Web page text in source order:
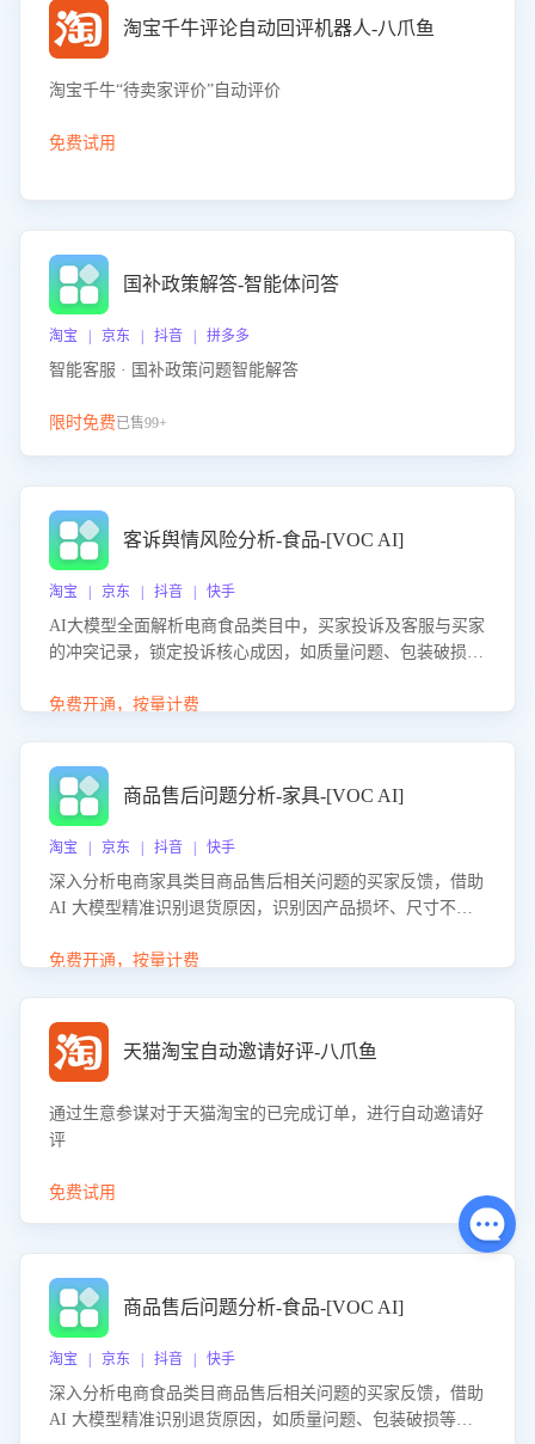
淘宝千牛评论自动回评机器人-八爪鱼
淘宝千牛“待卖家评价”自动评价
免费试用
国补政策解答-智能体问答
淘宝 | 京东 | 抖音 | 拼多多
智能客服 · 国补政策问题智能解答
限时免费已售99+
客诉舆情风险分析-食品-[VOC AI]
淘宝 | 京东 | 抖音 | 快手
AI大模型全面解析电商食品类目中，买家投诉及客服与买家
的冲突记录，锁定投诉核心成因，如质量问题、包装破损
置差评防控，提升客户满意度。
免费开通，按量计费
商品售后问题分析-家具-[VOC AI]
淘宝 | 京东 | 抖音 | 快手
深入分析电商家具类目商品售后相关问题的买家反馈，借助
AI 大模型精准识别退货原因，识别因产品损坏、尺寸不符
力商家优化产品或服务，实现销售额的显著提升。
免费开通，按量计费
天猫淘宝自动邀请好评-八爪鱼
通过生意参谋对于天猫淘宝的已完成订单，进行自动邀请好
评
免费试用
商品售后问题分析-食品-[VOC AI]
淘宝 | 京东 | 抖音 | 快手
深入分析电商食品类目商品售后相关问题的买家反馈，借助
AI 大模型精准识别退货原因，如质量问题、包装破损等，